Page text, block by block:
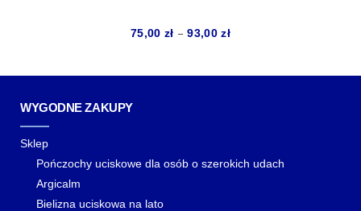
75,00 zł – 93,00złZakres
od
WYGODNE ZAKUPY
Sklep
Pończochy uciskowe dla osób o szerokich udach
Argicalm
Bielizna uciskowa na lato